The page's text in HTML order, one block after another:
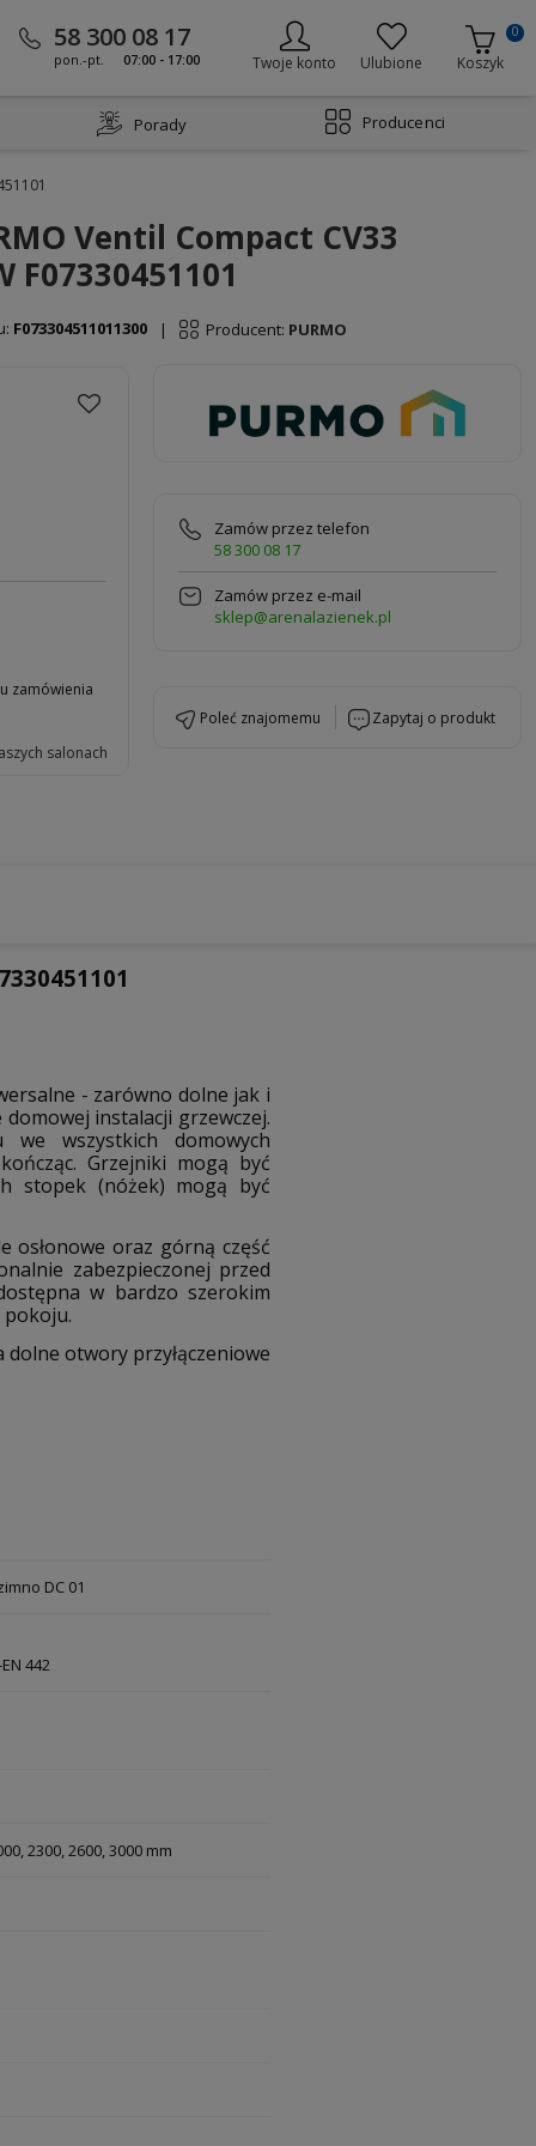
58 300 08 17
pon.-pt. 07:00 - 17:00 Twoje konto Ulubione Koszyk
0
Porady Producenci
Ventil Compact CV33
F07330451101
F073304511011300 | Producent: PURMO
zamówienia
salonach
Zamów przez telefon
58 300 08 17
Zamów przez e-mail
sklep@arenalazienek.pl
poleć znajomemu zapytaj o produkt
- zarówno dolne jak i
instalacji grzewczej.
wszystkich domowych
Grzejniki mogą być
stopek (nóżek) mogą być
osłonowe oraz górną część
zabezpieczonej przed
w bardzo szerokim
otwory przyłączeniowe
DC 01
442
2300, 2600, 3000 mm